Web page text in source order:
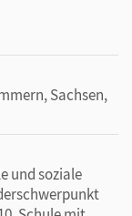
Sachsen,
und soziale